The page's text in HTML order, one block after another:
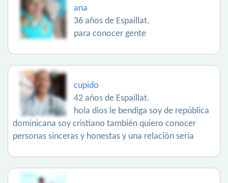
ana
36 años de Espaillat.
para conocer gente
cupido
42 años de Espaillat.
hola dios le bendiga soy de república
dominicana soy cristiano también quiero conocer
personas sinceras y honestas y una relación seria